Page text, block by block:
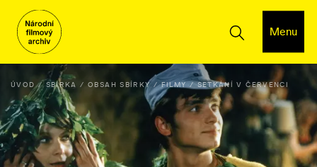
Menu
ÚVOD SBÍRKA OBSAH SBÍRKY FILMY SETKÁNÍ V ČERVENCI